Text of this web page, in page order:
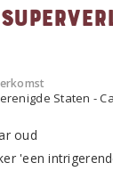
Staten -
oud
'een